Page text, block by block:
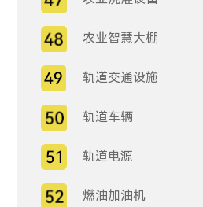
农业智慧大棚
轨道交通设施
轨道车辆
轨道电源
燃油加油机